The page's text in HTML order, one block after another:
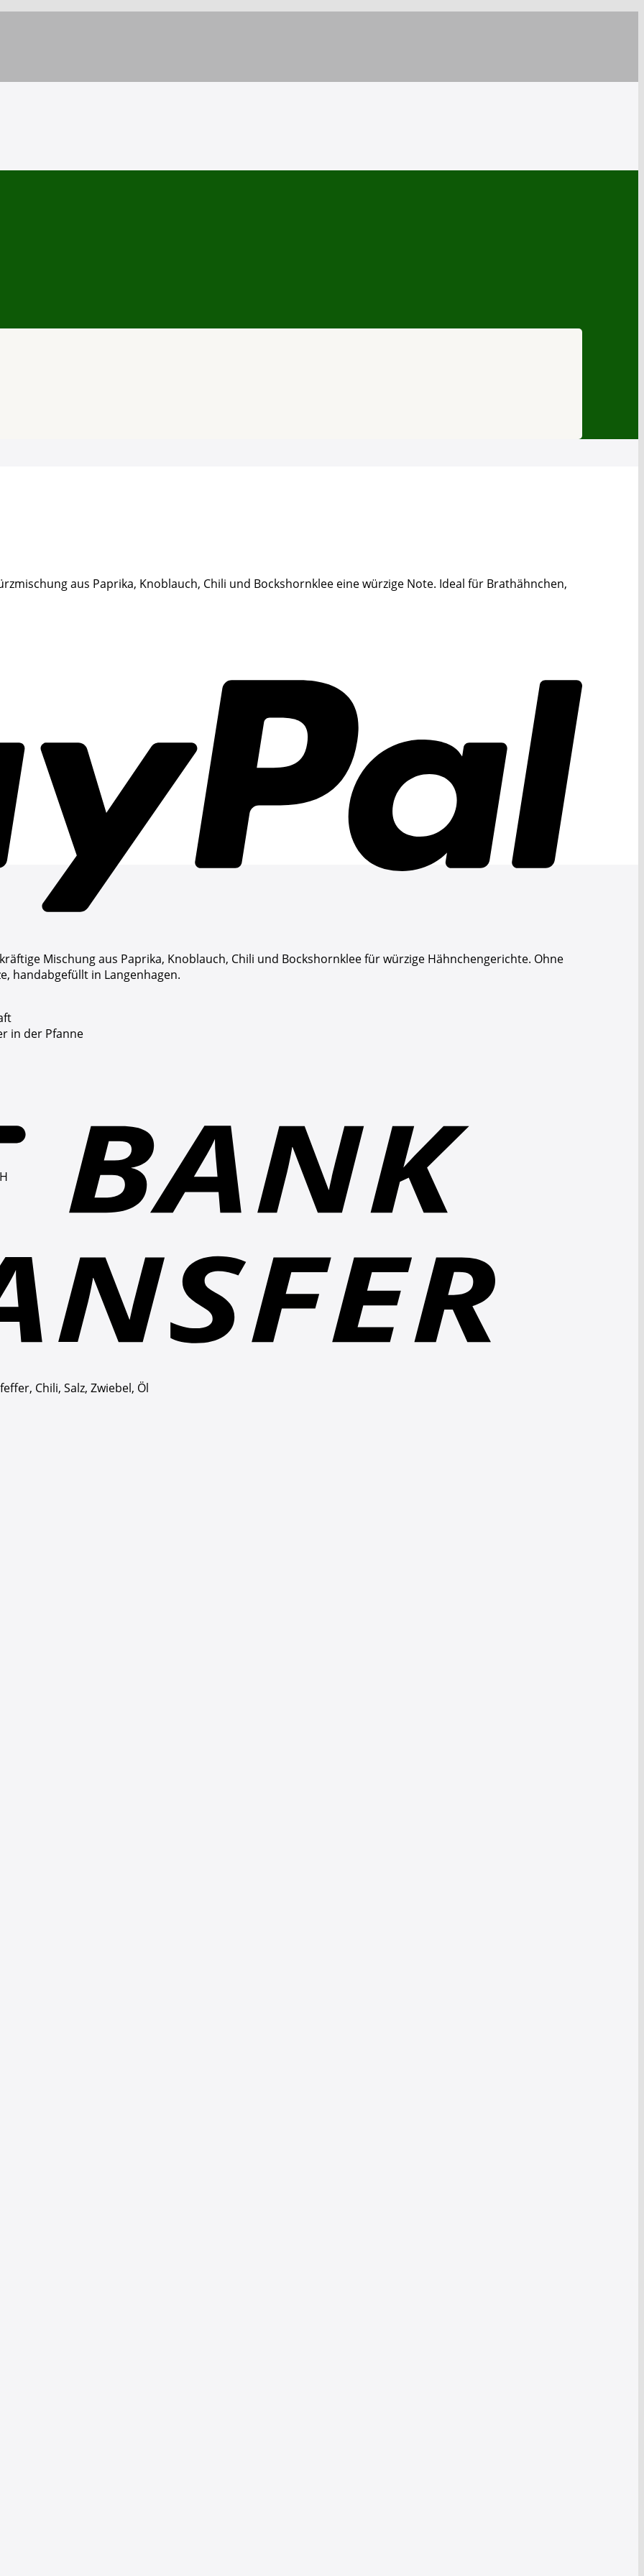
aus Paprika, Knoblauch, Chili und Bockshornklee eine würzige Note. Ideal für Brathähnchen,
Mischung aus Paprika, Knoblauch, Chili und Bockshornklee für würzige Hähnchengerichte. Ohne
handabgefüllt in Langenhagen.
in der Pfanne
Chili, Salz, Zwiebel, Öl